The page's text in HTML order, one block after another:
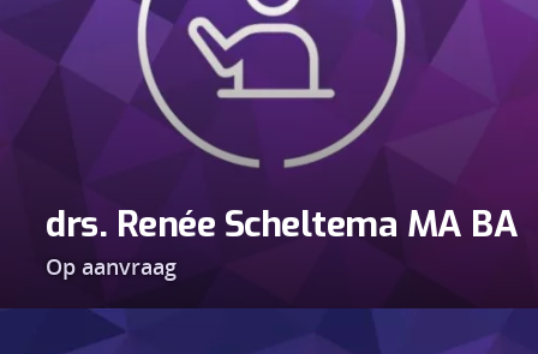
drs. Renée Scheltema MA BA
Op aanvraag